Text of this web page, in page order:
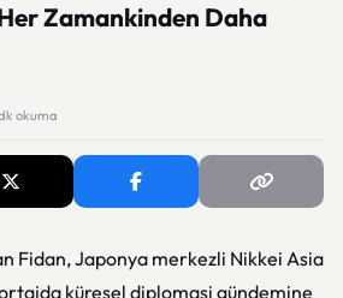
Zamankinden Daha
dk okuma
Fidan, Japonya merkezli Nikkei Asia
küresel diplomasi gündemine